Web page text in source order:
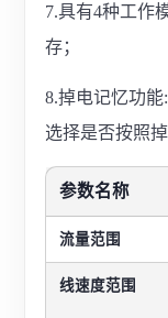
7.具有4种工作
存；
8.掉电记忆功
选择是否按照
参数名称
流量范围
线速度范围